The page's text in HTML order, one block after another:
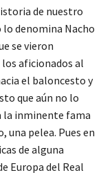
de nuestro
lo denomina Nacho
se vieron
aficionados al
el baloncesto y
que aún no lo
la inminente fama
una pelea. Pues en
de alguna
Europa del Real